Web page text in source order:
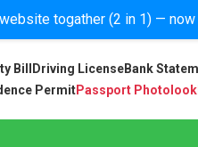
togather (2 in 1) —
Bill Driving LicenseBank
PermitPassport Photolook